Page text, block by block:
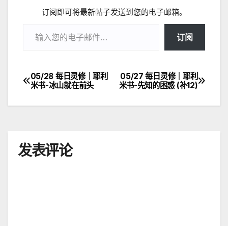
订阅即可将最新帖子发送到您的电子邮箱。
订阅
文
章
航
05/27 每日灵修｜耶利
米书-先知的困惑 (补12)
05/28 每日灵修｜耶利
米书-冰山就在前头
发表评论